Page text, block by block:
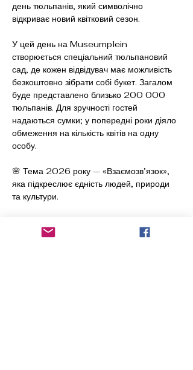
день тюльпанів, який символічно
відкриває новий квітковий сезон.
У цей день на Museumplein
створюється спеціальний тюльпановий
сад, де кожен відвідувач має можливість
безкоштовно зібрати собі букет. Загалом
буде представлено близько 200 000
тюльпанів. Для зручності гостей
надаються сумки; у попередні роки діяло
обмеження на кількість квітів на одну
особу.
🌸 Тема 2026 року — «Взаємозв’язок»,
яка підкреслює єдність людей, природи
та культури.
прогулянки, атмосферних фото та